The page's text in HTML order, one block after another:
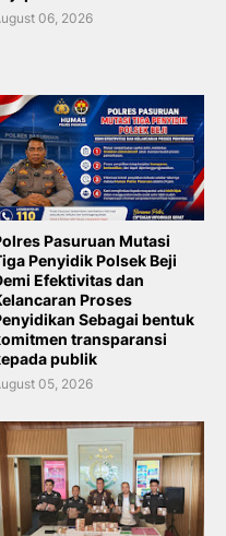
06, 2026
Pasuruan Mutasi
Penyidik Polsek Beji
Efektivitas dan
Proses
Sebagai bentuk
transparansi
publik
05, 2026